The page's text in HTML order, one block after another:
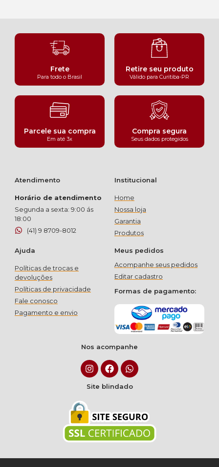
Frete
Para todo o Brasil
Retire seu produto
Válido para Curitiba-PR
Parcele sua compra
Em até 3x
Compra segura
Seus dados protegidos
Atendimento
Horário de atendimento
Segunda a sexta: 9:00 ás
18:00
(41) 9 8709-8012
Institucional
Home
Nossa loja
Garantia
Produtos
Ajuda
Políticas de trocas e
devoluções
Políticas de privacidade
Fale conosco
Pagamento e envio
Meus pedidos
Acompanhe seus pedidos
Editar cadastro
Formas de pagamento:
Nos acompanhe
Site blindado